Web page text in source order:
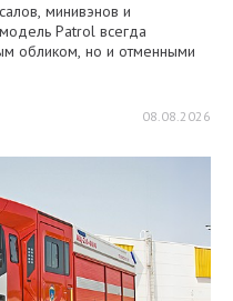
минивэнов и
Patrol всегда
обликом, но и отменными
08.08.2026